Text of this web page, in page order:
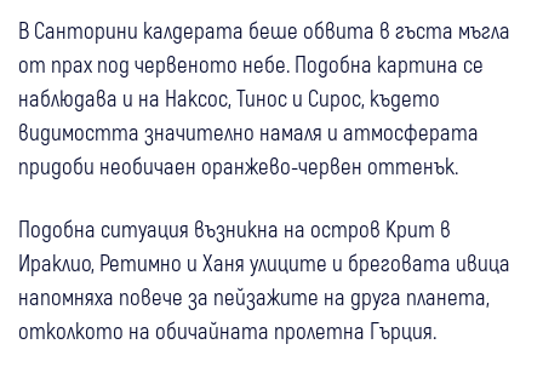
В Санторини калдерата беше обвита в гъста мъгла
от прах под червеното небе. Подобна картина се
наблюдава и на Наксос, Тинос и Сирос, където
видимостта значително намаля и атмосферата
придоби необичаен оранжево-червен оттенък.
Подобна ситуация възникна на остров Крит в
Ираклио, Ретимно и Ханя улиците и бреговата ивица
напомняха повече за пейзажите на друга планета,
отколкото на обичайната пролетна Гърция.